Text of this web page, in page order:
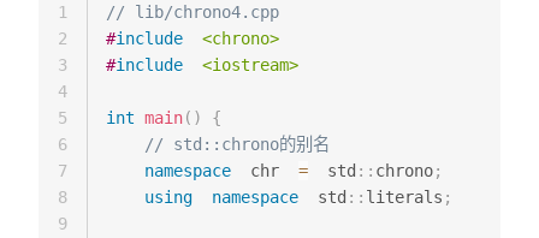
// lib/chrono4.cpp
#include
<chrono>
#include <iostream>
int main( )
{
// std::chrono的别名
namespace
  chr
=
  std
:: chrono;
using
namespace
  std
:: literals ;
1
2
3
4
5
6
7
8
9